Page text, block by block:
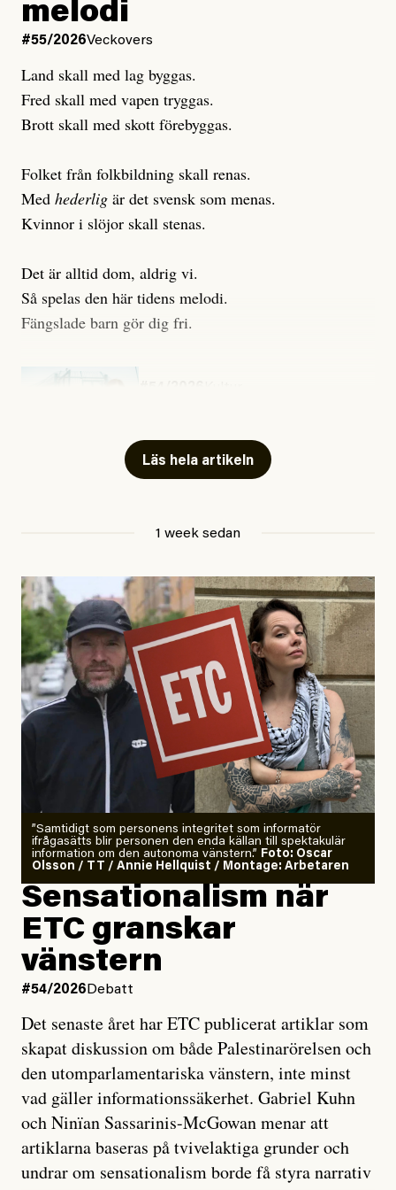
Uppdaterad6 August, 2026
Uppdaterad3 August, 2026
melodi
#55/2026Veckovers
Land skall med lag byggas.
Fred skall med vapen tryggas.
Brott skall med skott förebyggas.
Folket från folkbildning skall renas.
Med hederlig är det svensk som menas.
Kvinnor i slöjor skall stenas.
Det är alltid dom, aldrig vi.
Så spelas den här tidens melodi.
Fängslade barn gör dig fri.
Läs hela artikeln
1 week sedan
”Samtidigt som personens integritet som informatör
ifrågasätts blir personen den enda källan till spektakulär
information om den autonoma vänstern.” Foto: Oscar
Olsson / TT / Annie Hellquist / Montage: Arbetaren
Sensationalism när
ETC granskar
vänstern
#54/2026 Debatt
Det senaste året har ETC publicerat artiklar som
skapat diskussion om både Palestinarörelsen och
den utomparlamentariska vänstern, inte minst
vad gäller informationssäkerhet. Gabriel Kuhn
och Ninïan Sassarinis-McGowan menar att
artiklarna baseras på tvivelaktiga grunder och
undrar om sensationalism borde få styra narrativ